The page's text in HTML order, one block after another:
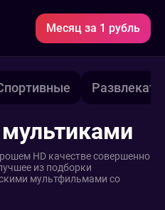
Месяц за 1 рубль
HD качестве совершенно
из подборки
мультфильмами со